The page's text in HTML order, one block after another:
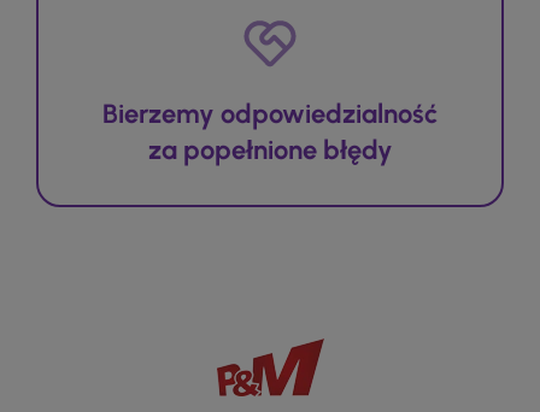
Bierzemy odpowiedzialność
za popełnione błędy